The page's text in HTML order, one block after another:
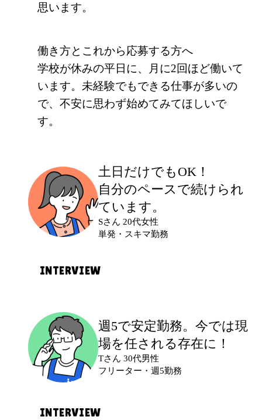
思います。
働き方とこれから応募する方へ
学校が休みの平日に、月に2回ほど働いて
います。未経験でもできる仕事が多いの
で、不安に思わず始めてみてほしいで
す。
土日だけでもOK！
自分のペースで続けられ
ています。
Sさん 20代女性
単発・スキマ勤務
INTERVIEW
応募のきっかけ
本業が休みの土日に、空いた時間で働け
る仕事を探して応募しました。自分のペ
ースで働ける点に魅力を感じました。
最初に不安だったこと
週5で安定勤務。今では現
場を任される存在に！
Tさん 30代男性
フリーター・週5勤務
INTERVIEW